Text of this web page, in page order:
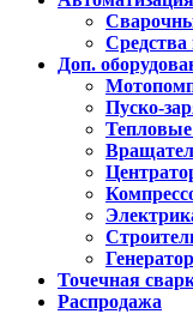
Средства
Доп.
Пуско-
Точечная
Распродажа